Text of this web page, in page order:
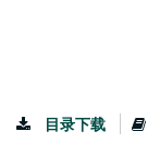
目录下载